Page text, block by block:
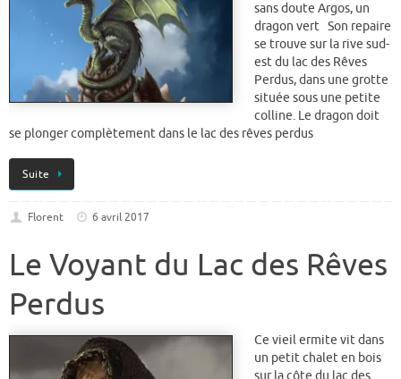
sans doute Argos, un
dragon vert Son repaire
se trouve sur la rive sud-
est du lac des Rêves
Perdus, dans une grotte
située sous une petite
colline. Le dragon doit
se plonger complètement dans le lac des rêves perdus
Suite
Florent 6 avril 2017
Le Voyant du Lac des Rêves
Perdus
Ce vieil ermite vit dans
un petit chalet en bois
sur la côte du lac des